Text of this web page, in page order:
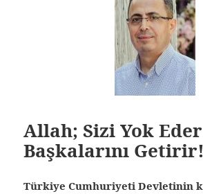
Allah; Sizi Yok
Başkalarını
Türkiye Cumhuriyeti Devletinin